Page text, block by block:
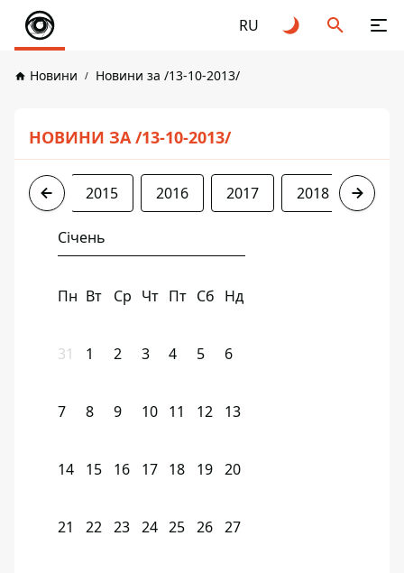
RU
Новини Новини за /13-10-2013/
НОВИНИ ЗА /13-10-2013/
2013 2015 2016 2017 2018 2019
Січень
Пн Вт Ср Чт Пт Сб Нд
31 1 2 3 4 5 6
7 8 9 10 11 12 13
14 15 16 17 18 19 20
21 22 23 24 25 26 27